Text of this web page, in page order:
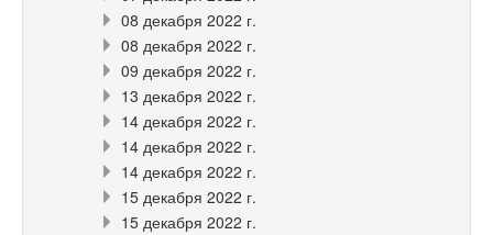
08 декабря 2022 г.
08 декабря 2022 г.
09 декабря 2022 г.
13 декабря 2022 г.
14 декабря 2022 г.
14 декабря 2022 г.
14 декабря 2022 г.
15 декабря 2022 г.
15 декабря 2022 г.